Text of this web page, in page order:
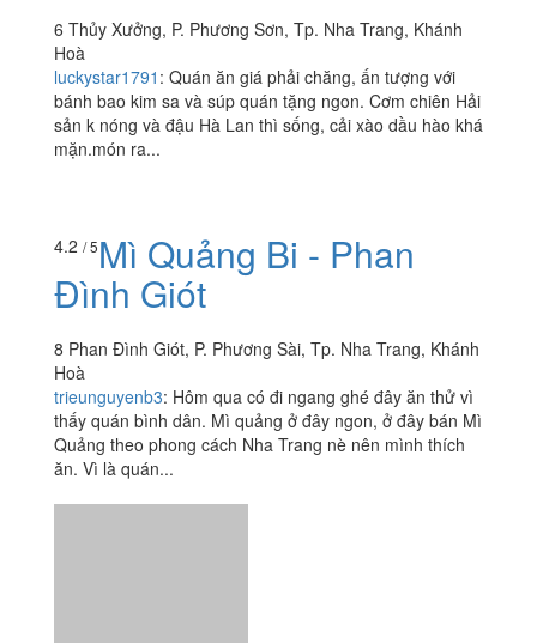
6 Thủy Xưởng, P. Phương Sơn, Tp. Nha Trang, Khánh
Hoà
luckystar1791 : Quán ăn giá phải chăng, ấn tượng với
bánh bao kim sa và súp quán tặng ngon. Cơm chiên Hải
sản k nóng và đậu Hà Lan thì sống, cải xào dầu hào khá
mặn.món ra...
4.2 / 5Mì Quảng Bi - Phan
Đình Giót
8 Phan Đình Giót, P. Phương Sài, Tp. Nha Trang, Khánh
Hoà
trieunguyenb3: Hôm qua có đi ngang ghé đây ăn thử vì
thấy quán bình dân. Mì quảng ở đây ngon, ở đây bán Mì
Quảng theo phong cách Nha Trang nè nên mình thích
ăn. Vì là quán...